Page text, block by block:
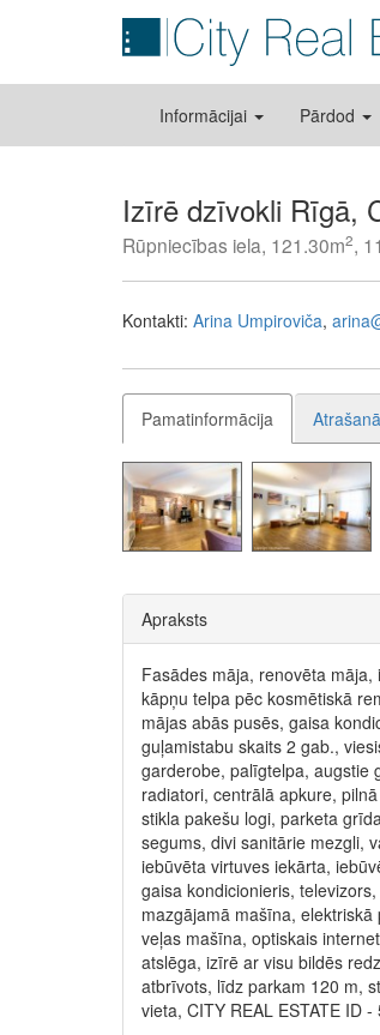
Informācijai Pārdod
Izīrē dzīvokli Rīgā,
Rūpniecības iela, 121.30m2,
Kontakti: Arina Umpiroviča
Pamatinformācija
Apraksts
Fasādes māja, renovēta māja,
kāpņu telpa pēc kosmētiskā
mājas abās pusēs, gaisa
guļamistabu skaits 2 gab.,
garderobe, palīgtelpa, augstie
radiatori, centrālā apkure,
stikla pakešu logi, parketa
segums, divi sanitārie mezgli,
iebūvēta virtuves iekārta,
gaisa kondicionieris,
mazgājamā mašīna, elektriskā
veļas mašīna, optiskais
atslēga, izīrē ar visu bildēs
atbrīvots, līdz parkam 120 m,
vieta, CITY REAL ESTATE ID -